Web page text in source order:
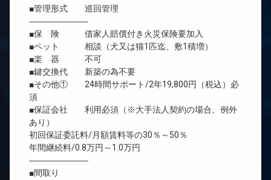
■管理形式 巡回管理
―――――――
■保 険 借家人賠償付き火災保険要加入
■ペット 相談（犬又は猫1匹迄、敷1積増）
■楽 器 不可
■鍵交換代 新築の為不要
■その他① 24時間サポート/2年19,800円（税込）必
須
■保証会社 利用必須（※大手法人契約の場合、例外
あり）
初回保証委託料/月額賃料等の30％～50％
年間継続料/0.8万円～1.0万円
―――――――
■間取り